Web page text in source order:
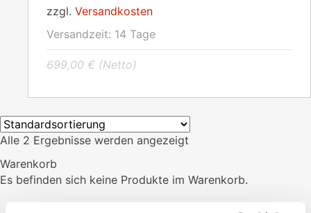
zzgl. Versandkosten
Versandzeit: 14 Tage
699,00 € (Netto)
Alle 2 Ergebnisse werden angezeigt
Warenkorb
Es befinden sich keine Produkte im Warenkorb.